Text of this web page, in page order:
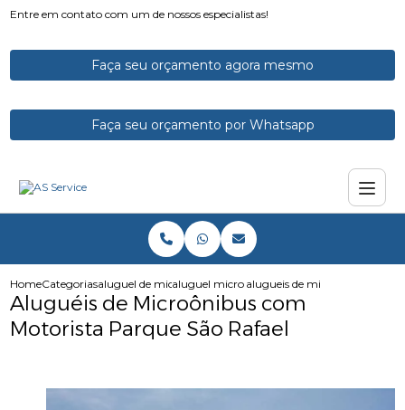
Entre em contato com um de nossos especialistas!
Faça seu orçamento agora mesmo
Faça seu orçamento por Whatsapp
HomeCategoriasaluguel de micro onibusaluguel micro onibus executivo
alugueis de microonibus com
Aluguéis de Microônibus com
Motorista Parque São Rafael